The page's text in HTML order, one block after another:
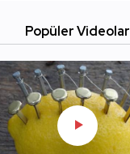
Popüler Videolar